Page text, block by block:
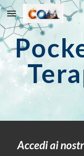
Skip to main content
P
Accedi ai